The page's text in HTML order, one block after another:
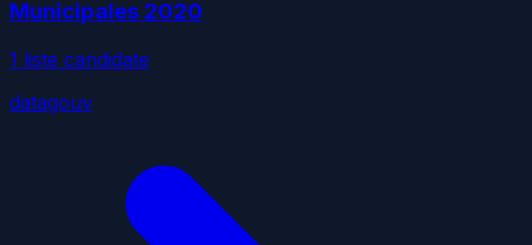
Municipales 2020
1 liste candidate
datagouv